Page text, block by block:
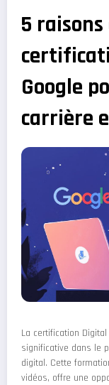
5
Google
carrière
La certification
significative dans le
digital. Cette
vidéos, offre une